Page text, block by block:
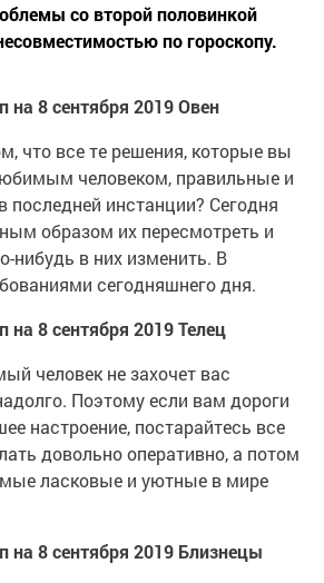
со второй половинкой
по гороскопу.
8 сентября 2019 Овен
что все те решения, которые вы
человеком, правильные и
последней инстанции? Сегодня
образом их пересмотреть и
нибудь в них изменить. В
сегодняшнего дня.
8 сентября 2019 Телец
человек не захочет вас
Поэтому если вам дороги
настроение, постарайтесь все
довольно оперативно, а потом
ласковые и уютные в мире
на 8 сентября 2019 Близнецы